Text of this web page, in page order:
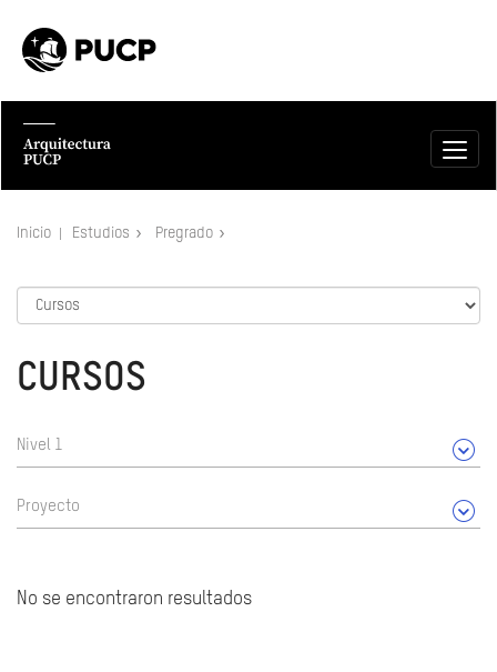
Inicio Estudios Pregrado
CURSOS
Nivel 1
Proyecto
No se encontraron resultados